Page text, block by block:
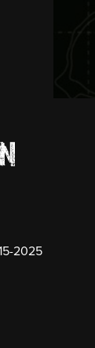
2025